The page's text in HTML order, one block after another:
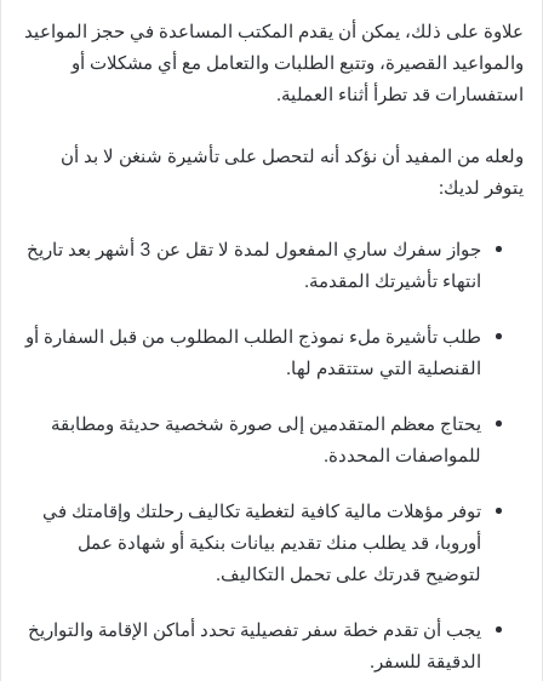
علاوة على ذلك، يمكن أن يقدم المكتب المساعدة في حجز المواعيد
والمواعيد القصيرة، وتتبع الطلبات والتعامل مع أي مشكلات أو
استفسارات قد تطرأ أثناء العملية.
ولعله من المفيد أن نؤكد أنه لتحصل على تأشيرة شنغن لا بد أن
يتوفر لديك:
جواز سفرك ساري المفعول لمدة لا تقل عن 3 أشهر بعد تاريخ
انتهاء تأشيرتك المقدمة.
طلب تأشيرة ملء نموذج الطلب المطلوب من قبل السفارة أو
القنصلية التي ستتقدم لها.
يحتاج معظم المتقدمين إلى صورة شخصية حديثة ومطابقة
للمواصفات المحددة.
توفر مؤهلات مالية كافية لتغطية تكاليف رحلتك وإقامتك في
أوروبا، قد يطلب منك تقديم بيانات بنكية أو شهادة عمل
لتوضيح قدرتك على تحمل التكاليف.
يجب أن تقدم خطة سفر تفصيلية تحدد أماكن الإقامة والتواريخ
الدقيقة للسفر.